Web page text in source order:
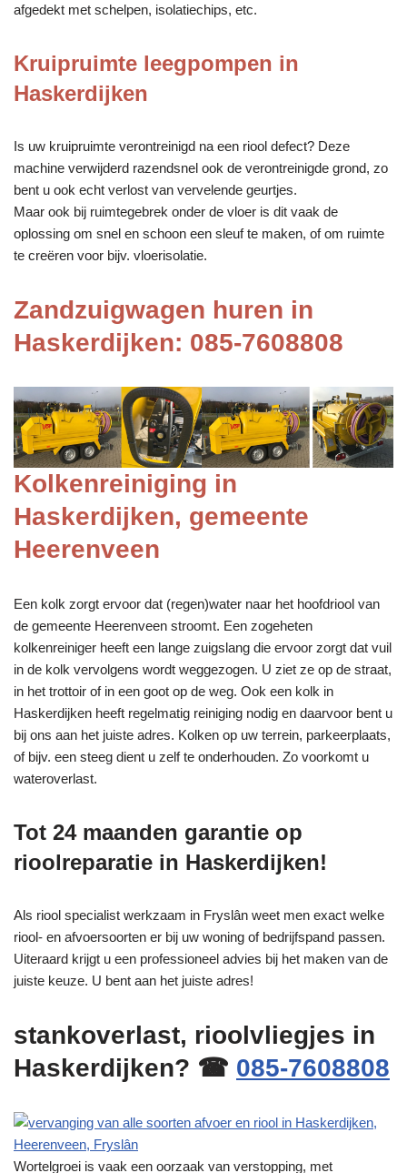
afgedekt met schelpen, isolatiechips, etc.
Kruipruimte leegpompen in
Haskerdijken
Is uw kruipruimte verontreinigd na een riool defect? Deze
machine verwijderd razendsnel ook de verontreinigde grond, zo
bent u ook echt verlost van vervelende geurtjes.
Maar ook bij ruimtegebrek onder de vloer is dit vaak de
oplossing om snel en schoon een sleuf te maken, of om ruimte
te creëren voor bijv. vloerisolatie.
Zandzuigwagen huren in
Haskerdijken: 085-7608808
Kolkenreiniging in
Haskerdijken, gemeente
Heerenveen
Een kolk zorgt ervoor dat (regen)water naar het hoofdriool van
de gemeente Heerenveen stroomt. Een zogeheten
kolkenreiniger heeft een lange zuigslang die ervoor zorgt dat vuil
in de kolk vervolgens wordt weggezogen. U ziet ze op de straat,
in het trottoir of in een goot op de weg. Ook een kolk in
Haskerdijken heeft regelmatig reiniging nodig en daarvoor bent u
bij ons aan het juiste adres. Kolken op uw terrein, parkeerplaats,
of bijv. een steeg dient u zelf te onderhouden. Zo voorkomt u
wateroverlast.
Tot 24 maanden garantie op
rioolreparatie in Haskerdijken!
Als riool specialist werkzaam in Fryslân weet men exact welke
riool- en afvoersoorten er bij uw woning of bedrijfspand passen.
Uiteraard krijgt u een professioneel advies bij het maken van de
juiste keuze. U bent aan het juiste adres!
stankoverlast, rioolvliegjes in
Haskerdijken? ☎ 085-7608808
Wortelgroei is vaak een oorzaak van verstopping, met